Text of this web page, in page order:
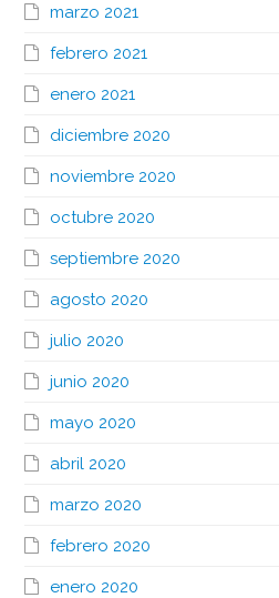
marzo 2021
febrero 2021
enero 2021
diciembre 2020
noviembre 2020
octubre 2020
septiembre 2020
agosto 2020
julio 2020
junio 2020
mayo 2020
abril 2020
marzo 2020
febrero 2020
enero 2020